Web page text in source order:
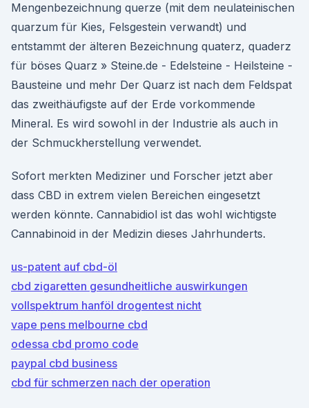
Mengenbezeichnung querze (mit dem neulateinischen
quarzum für Kies, Felsgestein verwandt) und
entstammt der älteren Bezeichnung quaterz, quaderz
für böses Quarz » Steine.de - Edelsteine - Heilsteine -
Bausteine und mehr Der Quarz ist nach dem Feldspat
das zweithäufigste auf der Erde vorkommende
Mineral. Es wird sowohl in der Industrie als auch in
der Schmuckherstellung verwendet.
Sofort merkten Mediziner und Forscher jetzt aber
dass CBD in extrem vielen Bereichen eingesetzt
werden könnte. Cannabidiol ist das wohl wichtigste
Cannabinoid in der Medizin dieses Jahrhunderts.
us-patent auf cbd-öl
cbd zigaretten gesundheitliche auswirkungen
vollspektrum hanföl drogentest nicht
vape pens melbourne cbd
odessa cbd promo code
paypal cbd business
cbd für schmerzen nach der operation